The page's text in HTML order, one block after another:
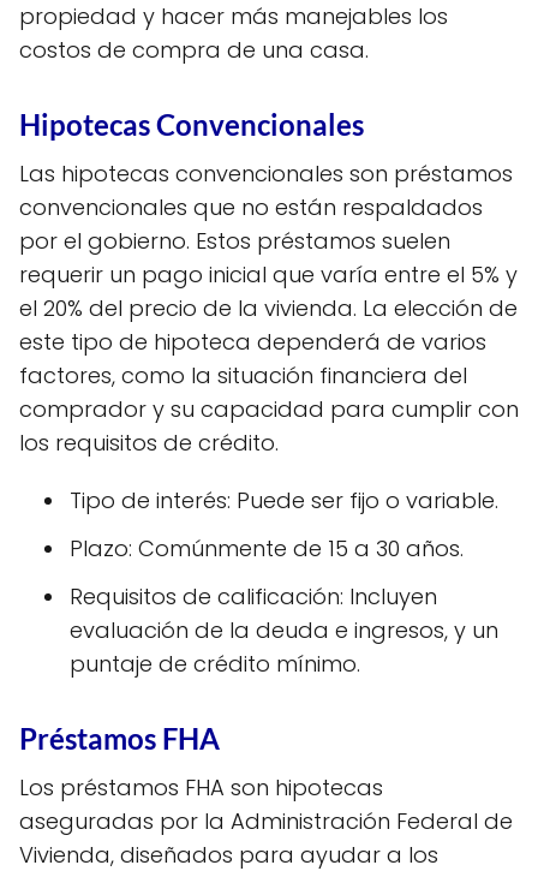
propiedad y hacer más manejables los
costos de compra de una casa.
Hipotecas Convencionales
Las hipotecas convencionales son préstamos
convencionales que no están respaldados
por el gobierno. Estos préstamos suelen
requerir un pago inicial que varía entre el 5% y
el 20% del precio de la vivienda. La elección de
este tipo de hipoteca dependerá de varios
factores, como la situación financiera del
comprador y su capacidad para cumplir con
los requisitos de crédito.
Tipo de interés: Puede ser fijo o variable.
Plazo: Comúnmente de 15 a 30 años.
Requisitos de calificación: Incluyen
evaluación de la deuda e ingresos, y un
puntaje de crédito mínimo.
Préstamos FHA
Los préstamos FHA son hipotecas
aseguradas por la Administración Federal de
Vivienda, diseñados para ayudar a los